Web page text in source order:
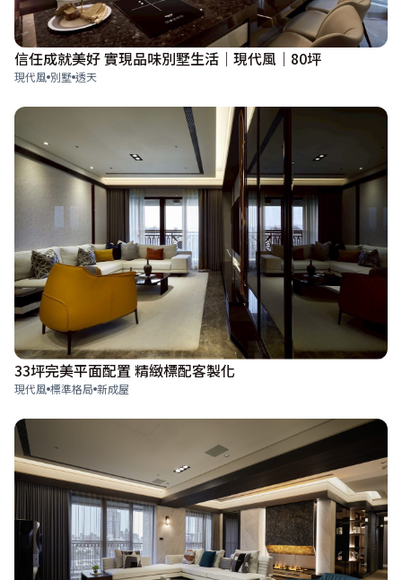
信任成就美好 實現品味別墅生活｜現代風｜80坪
現代風 別墅 透天
33坪完美平面配置 精緻標配客製化
現代風 標準格局 新成屋